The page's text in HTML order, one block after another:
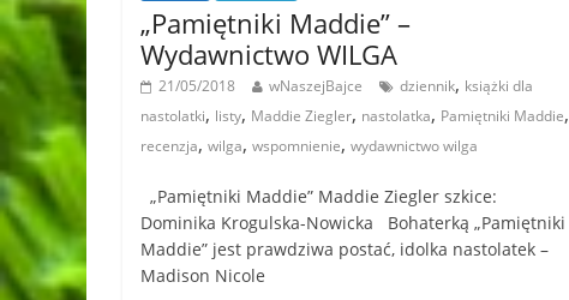
„Pamiętniki Maddie” –
Wydawnictwo WILGA
21/05/2018 wNaszejBajce dziennik, książki dla
nastolatki, listy, Maddie Ziegler, nastolatka, Pamiętniki Maddie,
recenzja, wilga, wspomnienie, wydawnictwo wilga
„Pamiętniki Maddie” Maddie Ziegler szkice:
Dominika Krogulska-Nowicka Bohaterką „Pamiętniki
Maddie” jest prawdziwa postać, idolka nastolatek –
Madison Nicole